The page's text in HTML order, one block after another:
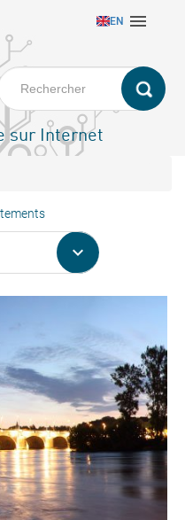
EN 
sur Internet
